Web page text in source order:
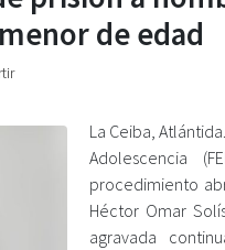
de edad
La Ceiba,
Adolescencia
procedimiento
Héctor Omar
agravada